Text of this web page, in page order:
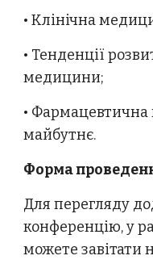
• Клінічна
• Тенденції
медицини;
• Фармацевтична
майбутнє.
Форма
Для перегляду
конференцію, у
можете завітати